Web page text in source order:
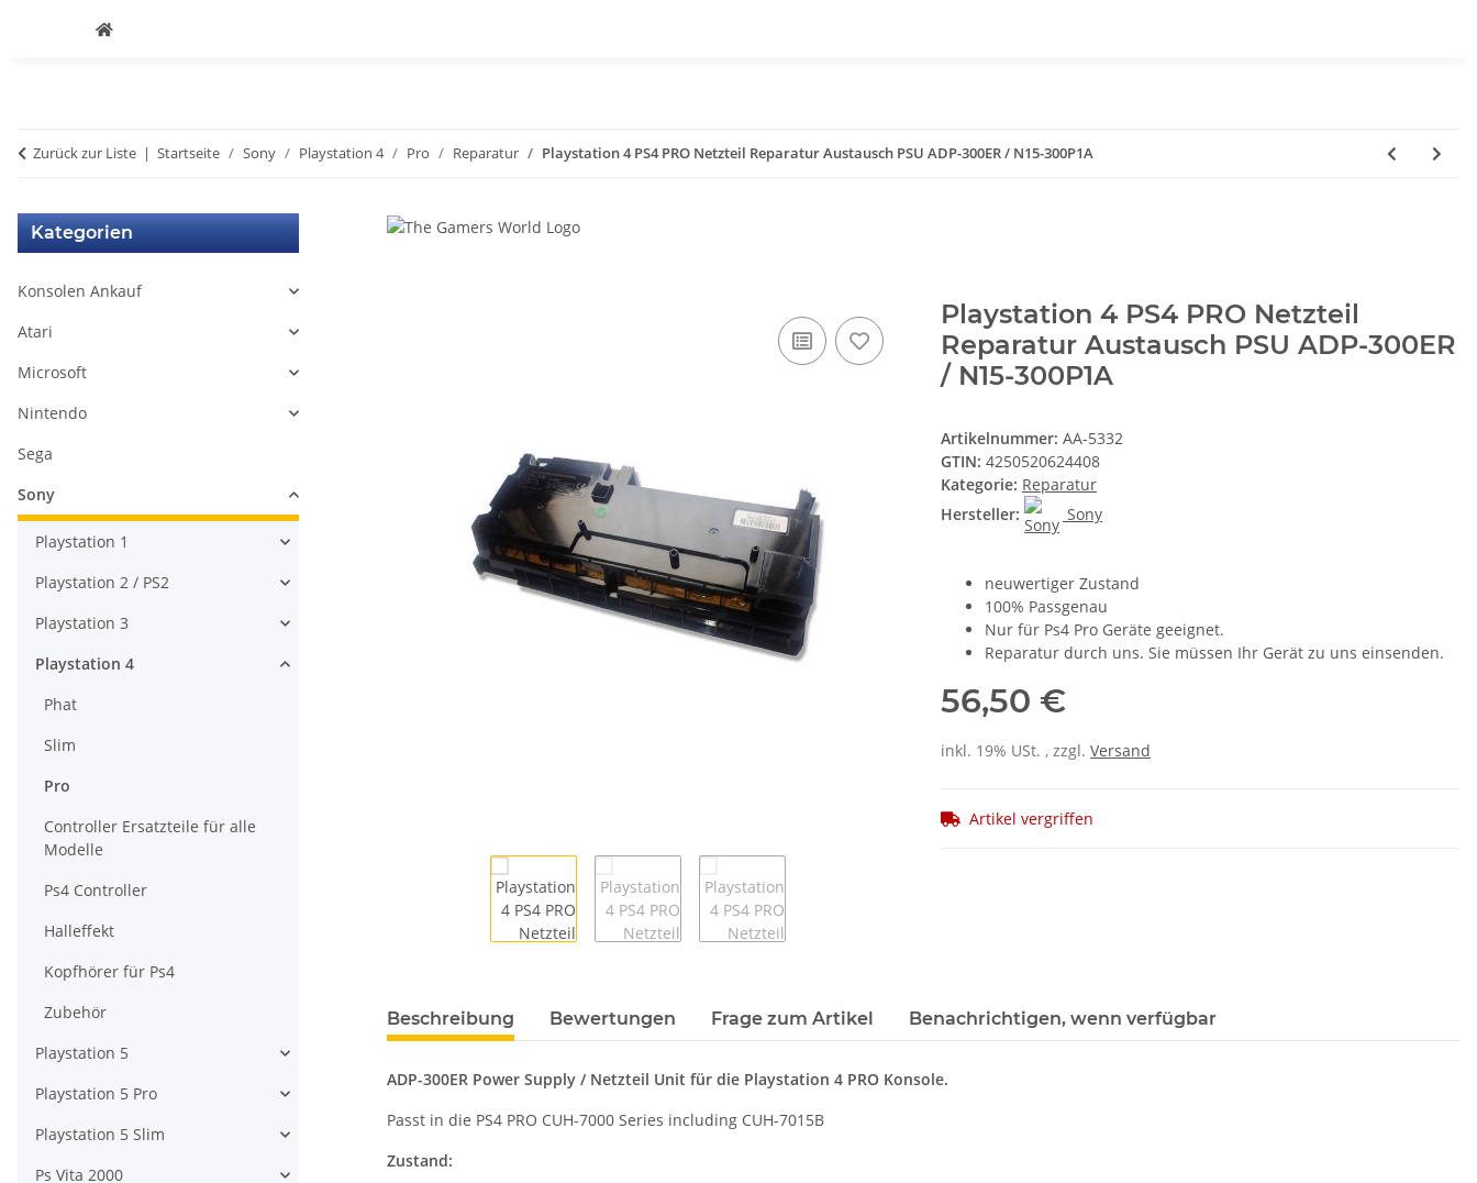
Zurück zur Liste Startseite Sony Playstation 4 Pro Reparatur Playstation 4 PS4 PRO Netzteil Reparatur Austausch PSU ADP-300ER / N15-300P1A
Playstation 4 PS4 PRO Netzteil
Reparatur Austausch PSU ADP-300ER
/ N15-300P1A
Artikelnummer: AA-5332
GTIN: 4250520624408
Kategorie: Reparatur
Hersteller:
Sony
neuwertiger Zustand
100% Passgenau
Nur für Ps4 Pro Geräte geeignet.
Reparatur durch uns. Sie müssen Ihr Gerät zu uns einsenden.
56,50 €
inkl. 19% USt. , zzgl. Versand
Artikel vergriffen
Beschreibung Bewertungen Frage zum Artikel Benachrichtigen, wenn verfügbar
ADP-300ER Power Supply / Netzteil Unit für die Playstation 4 PRO Konsole.
Passt in die PS4 PRO CUH-7000 Series including CUH-7015B
Zustand:
Kategorien
Konsolen Ankauf
Atari
Microsoft
Nintendo
Sega
Sony
Playstation 1
Playstation 2 / PS2
Playstation 3
Playstation 4
Phat
Slim
Pro
Controller Ersatzteile für alle
Modelle
Ps4 Controller
Halleffekt
Kopfhörer für Ps4
Zubehör
Playstation 5
Playstation 5 Pro
Playstation 5 Slim
Ps Vita 2000